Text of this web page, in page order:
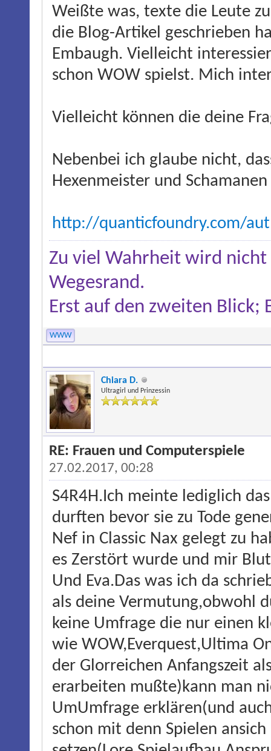
Weißte was, texte die Leute
die Blog-Artikel geschrieben
Embaugh. Vielleicht
schon WOW spielst. Mich
Vielleicht können die deine
Nebenbei ich glaube nicht,
Hexenmeister und
http://quanticfoundry.com/
Zu viel Wahrheit wird nicht
Wegesrand.
Erst auf den zweiten Blick;
WWW
Chiara D.
Ultragirl und Prinzessin
RE: Frauen und Computerspiele
27.02.2017, 00:28
S4R4H.Ich meinte lediglich
durften bevor sie zu Tode
Nef in Classic Nax gelegt zu
es Zerstört wurde und mir
Und Eva.Das was ich da
als deine Vermutung,obwohl
keine Umfrage die nur einen
wie WOW,Everquest,Ultima
der Glorreichen Anfangszeit
erarbeiten mußte)kann man
UmUmfrage erklären(und
schon mit denn Spielen